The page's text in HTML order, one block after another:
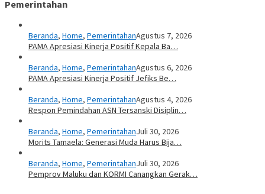
Pemerintahan
Beranda, Home, PemerintahanAgustus 7, 2026
PAMA Apresiasi Kinerja Positif Kepala Ba…
Beranda, Home, PemerintahanAgustus 6, 2026
PAMA Apresiasi Kinerja Positif Jefiks Be…
Beranda, Home, PemerintahanAgustus 4, 2026
Respon Pemindahan ASN Tersanski Disiplin…
Beranda, Home, PemerintahanJuli 30, 2026
Morits Tamaela: Generasi Muda Harus Bija…
Beranda, Home, PemerintahanJuli 30, 2026
Pemprov Maluku dan KORMI Canangkan Gerak…